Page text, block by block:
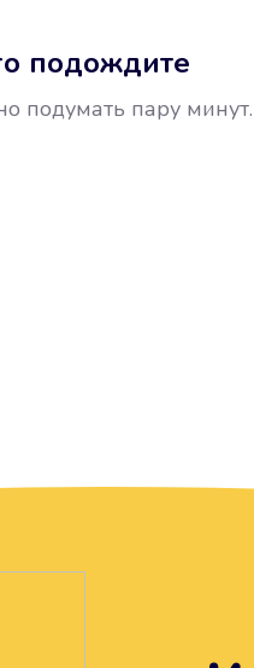
подождите
подумать пару минут.